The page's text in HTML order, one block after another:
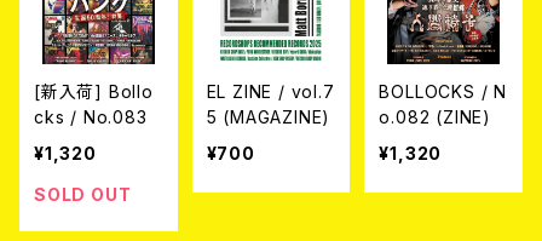
[新入荷] Bollo
cks / No.083
¥1,320
SOLD OUT
EL ZINE / vol.7
5 (MAGAZINE)
¥700
BOLLOCKS / N
o.082 (ZINE)
¥1,320